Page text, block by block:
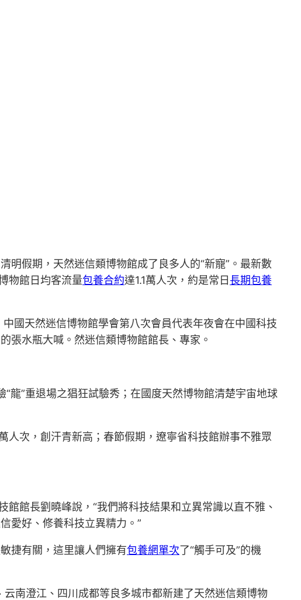
明假期，天然迷信類博物館成了良多人的“新寵”。最新數
物館日均客流量包養合約達1.1萬人次，約是常日 長期包養
國天然迷信博物館學會第八次會員代表年夜會在中國科技
張水瓶大喊。然迷信類博物館館長、專家。
“龍”重退場之猖狂試驗秀；在國度天然博物館清楚宇宙地球
次，創汗青新高；春節假期，遼寧省科技館辦事不雅眾
館長劉曉峰說，“我們將科技結果和立異常識以直不雅、
愛好、修養科技立異精力。”
捷有關，這里讓人們擁有包養網單次了“觸手可及”的機
南澄江、四川成都等良多城市都新建了天然迷信類博物